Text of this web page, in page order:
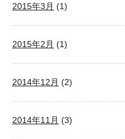
2015年3月 (1)
2015年2月 (1)
2014年12月 (2)
2014年11月 (3)